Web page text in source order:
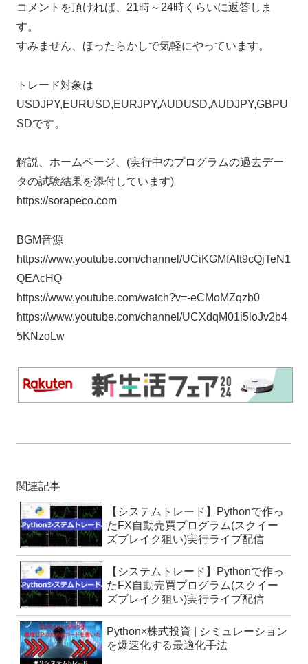
コメントを頂ければ、21時～24時くらいに返答しま
す。
すみません、ほったらかしで気軽にやっています。
トレード対象は
USDJPY,EURUSD,EURJPY,AUDUSD,AUDJPY,GBPU
SDです。
解説、ホームページ、(実行中のプログラムの過去デー
タの試験結果を添付しています)
https://sorapeco.com
BGM音源
https://www.youtube.com/channel/UCiKGMfAlt9cQjTeN1
QEAcHQ
https://www.youtube.com/watch?v=-eCMoMZqzb0
https://www.youtube.com/channel/UCXdqM01i5loJv2b4
5KNzoLw
関連記事
【システムトレード】Pythonで作っ
たFX自動売買プログラム(スクイー
ズブレイク狙い)実行ライブ配信
【システムトレード】Pythonで作っ
たFX自動売買プログラム(スクイー
ズブレイク狙い)実行ライブ配信
Python×株式投資 | シミュレーション
を爆速化する最適化手法